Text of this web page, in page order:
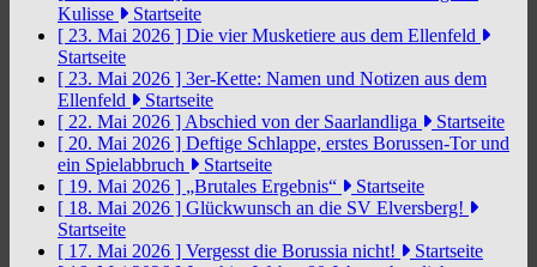
Kulisse
Startseite
[ 23. Mai 2026 ] Die vier Musketiere aus dem Ellenfeld
Startseite
[ 23. Mai 2026 ] 3er-Kette: Namen und Notizen aus dem
Ellenfeld
Startseite
[ 22. Mai 2026 ] Abschied von der Saarlandliga
Startseite
[ 20. Mai 2026 ] Deftige Schlappe, erstes Borussen-Tor und
ein Spielabbruch
Startseite
[ 19. Mai 2026 ] „Brutales Ergebnis“
Startseite
[ 18. Mai 2026 ] Glückwunsch an die SV Elversberg!
Startseite
[ 17. Mai 2026 ] Vergesst die Borussia nicht!
Startseite